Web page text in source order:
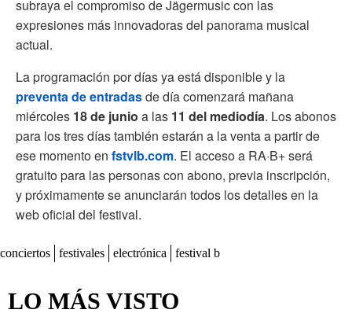
subraya el compromiso de Jägermusic con las
expresiones más innovadoras del panorama musical
actual.
La programación por días ya está disponible y la
preventa de entradasde día comenzará mañana
miércoles 18 de junio a las 11 del mediodía. Los abonos
para los tres días también estarán a la venta a partir de
ese momento en fstvlb.com. El acceso a RA·B+ será
gratuito para las personas con abono, previa inscripción,
y próximamente se anunciarán todos los detalles en la
web oficial del festival.
conciertos festivales electrónica festival b
LO MÁS VISTO